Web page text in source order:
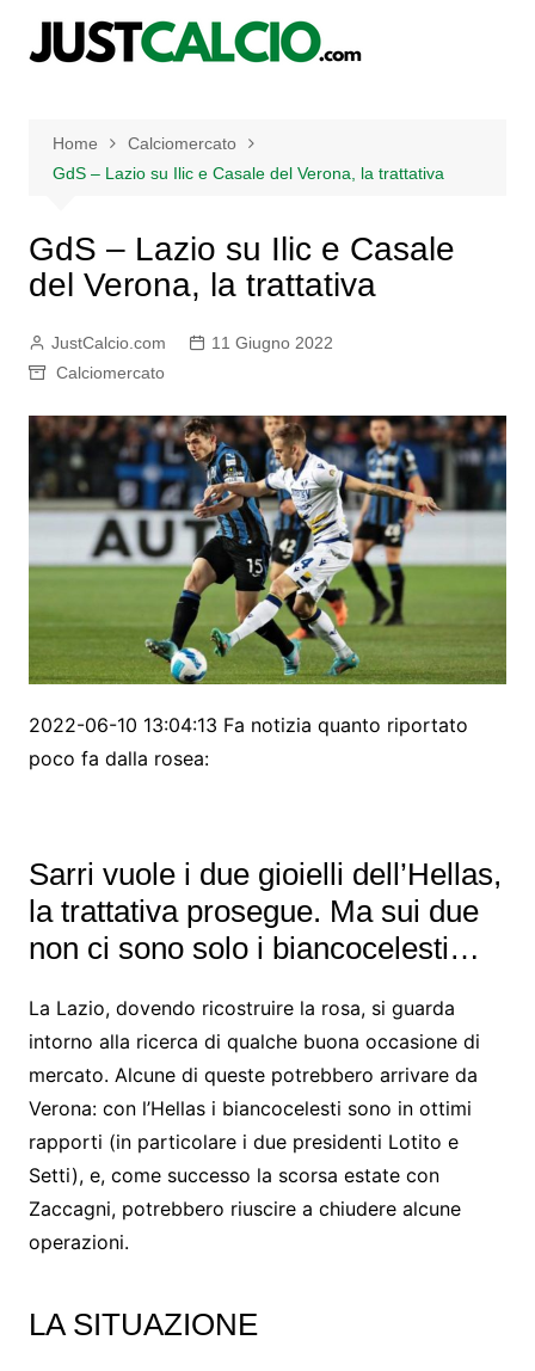
Home
Calciomercato
GdS – Lazio su Ilic e Casale del Verona, la trattativa
GdS – Lazio su Ilic e Casale
del Verona, la trattativa
JustCalcio.com
11 Giugno 2022
Calciomercato
2022-06-10 13:04:13 Fa notizia quanto riportato
poco fa dalla rosea:
Sarri vuole i due gioielli dell’Hellas,
la trattativa prosegue. Ma sui due
non ci sono solo i biancocelesti…
La Lazio, dovendo ricostruire la rosa, si guarda
intorno alla ricerca di qualche buona occasione di
mercato. Alcune di queste potrebbero arrivare da
Verona: con l’Hellas i biancocelesti sono in ottimi
rapporti (in particolare i due presidenti Lotito e
Setti), e, come successo la scorsa estate con
Zaccagni, potrebbero riuscire a chiudere alcune
operazioni.
LA SITUAZIONE